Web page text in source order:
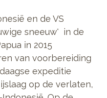
en de VS
sneeuw' in de
in 2015
van voorbereiding
expeditie
op de verlaten,